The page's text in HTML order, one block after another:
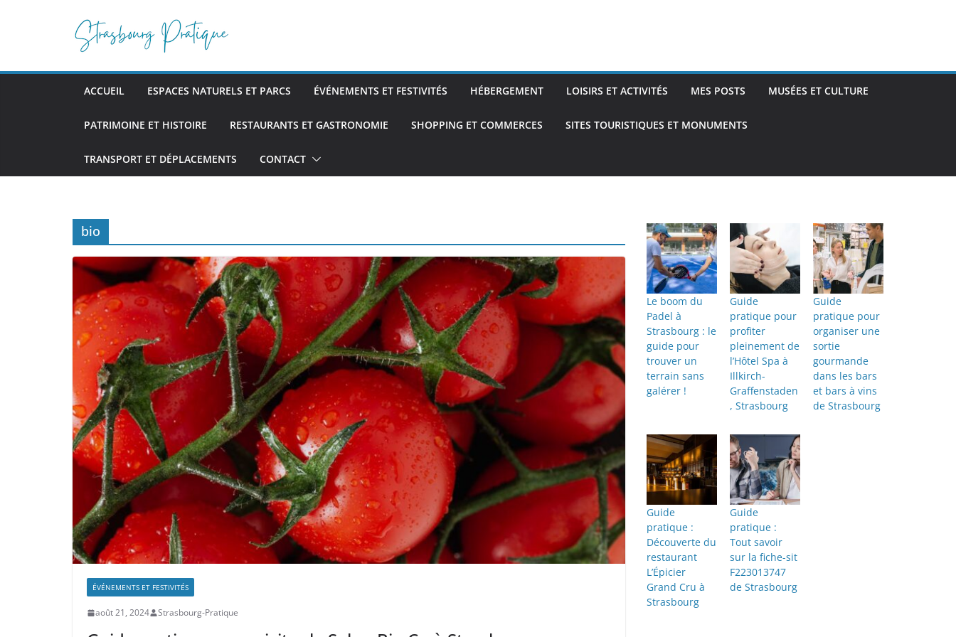
ACCUEIL ESPACES NATURELS ET PARCS ÉVÉNEMENTS ET FESTIVITÉS HÉBERGEMENT LOISIRS ET ACTIVITÉS MES POSTS MUSÉES ET CULTURE
PATRIMOINE ET HISTOIRE RESTAURANTS ET GASTRONOMIE SHOPPING ET COMMERCES SITES TOURISTIQUES ET MONUMENTS
TRANSPORT ET DÉPLACEMENTS CONTACT
bio
ÉVÉNEMENTS ET FESTIVITÉS
août 21, 2024 Strasbourg-Pratique
Le boom du
Padel à
Strasbourg : le
guide pour
trouver un
terrain sans
galérer !
Guide
pratique pour
profiter
pleinement de
l’Hôtel Spa à
Illkirch-
Graffenstaden
, Strasbourg
Guide
pratique pour
organiser une
sortie
gourmande
dans les bars
et bars à vins
de Strasbourg
Guide
pratique :
Découverte du
restaurant
L’Épicier
Grand Cru à
Strasbourg
Guide
pratique :
Tout savoir
sur la fiche-sit
F223013747
de Strasbourg